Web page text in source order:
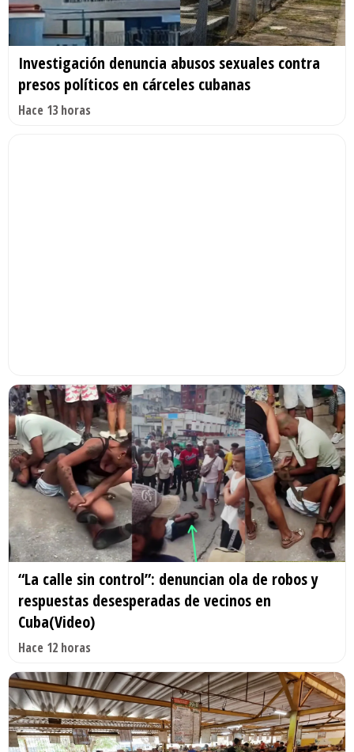
Investigación denuncia abusos sexuales contra
presos políticos en cárceles cubanas
Hace 13 horas
“La calle sin control”: denuncian ola de robos y
respuestas desesperadas de vecinos en
Cuba(Video)
Hace 12 horas